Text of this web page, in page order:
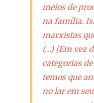
meios de
na família.
marxistas
(…) [Em vez
categorias
temos que
no lar em